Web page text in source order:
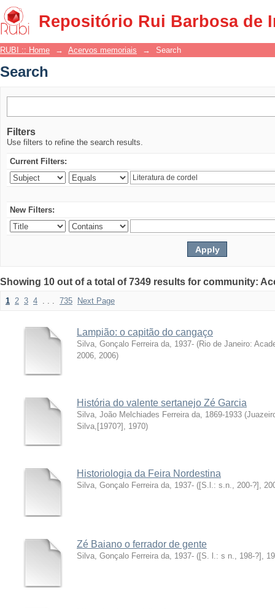
Repositório Rui Barbosa de
Search
RUBI :: Home → Acervos memoriais → Search
Search
Filters
Use filters to refine the search results.
Current Filters:
New Filters:
Showing 10 out of a total of 7349 results for community:
1 2 3 4 . . . 735 Next Page
Lampião: o capitão do cangaço
Silva, Gonçalo Ferreira da, 1937- (Rio de Janeiro:
2006, 2006)
História do valente sertanejo Zé Garcia
Silva, João Melchiades Ferreira da, 1869-1933 (
Silva,[1970?] , 1970)
Historiologia da Feira Nordestina
Silva, Gonçalo Ferreira da, 1937- ([S.l.: s.n., 200-?] ,
Zé Baiano o ferrador de gente
Silva, Gonçalo Ferreira da, 1937- ([S. l.: s n., 198-?] ,